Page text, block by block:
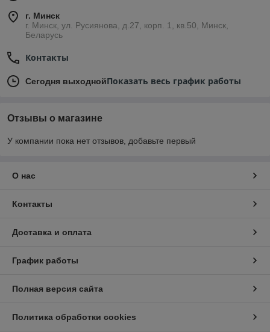
г. Минск
г. Минск, ул. Русиянова, д.27, корп. 1, кв.50, Минск,
Беларусь
Контакты
Сегодня выходнойПоказать весь график работы
Отзывы о магазине
У компании пока нет отзывов, добавьте первый
О нас
Контакты
Доставка и оплата
График работы
Полная версия сайта
Политика обработки cookies